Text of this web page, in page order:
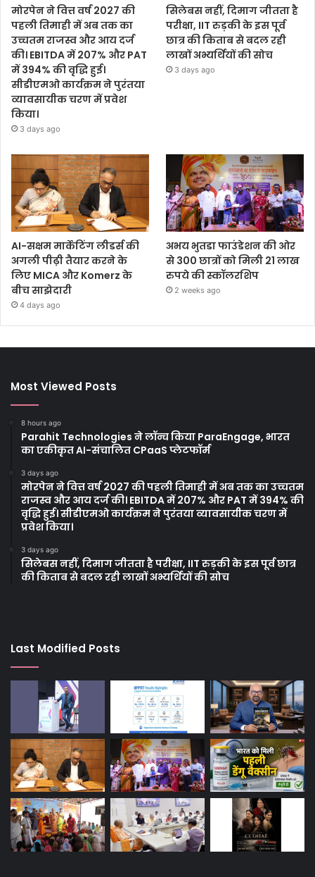
मोरपेन ने वित्त वर्ष 2027 की
पहली तिमाही में अब तक का
उच्चतम राजस्व और आय दर्ज
की। EBITDA में 207% और PAT
में 394% की वृद्धि हुई।
सीडीएमओ कार्यक्रम ने पुरंतया
व्यावसायीक चरण में प्रवेश
किया।
3 days ago
सिलेबस नहीं, दिमाग जीतता है
परीक्षा, IIT रुड़की के इस पूर्व
छात्र की किताब से बदल रही
लाखों अभ्यर्थियों की सोच
3 days ago
AI-सक्षम मार्केटिंग लीडर्स की
अगली पीढ़ी तैयार करने के
लिए MICA और Komerz के
बीच साझेदारी
4 days ago
अभय भुतडा फाउंडेशन की ओर
से 300 छात्रों को मिली 21 लाख
रुपये की स्कॉलरशिप
2 weeks ago
Most Viewed Posts
8 hours ago
Parahit Technologies ने लॉन्च किया ParaEngage, भारत
का एकीकृत AI-संचालित CPaaS प्लेटफॉर्म
3 days ago
मोरपेन ने वित्त वर्ष 2027 की पहली तिमाही में अब तक का उच्चतम
राजस्व और आय दर्ज की। EBITDA में 207% और PAT में 394% की
वृद्धि हुई। सीडीएमओ कार्यक्रम ने पुरंतया व्यावसायीक चरण में
प्रवेश किया।
3 days ago
सिलेबस नहीं, दिमाग जीतता है परीक्षा, IIT रुड़की के इस पूर्व छात्र
की किताब से बदल रही लाखों अभ्यर्थियों की सोच
Last Modified Posts